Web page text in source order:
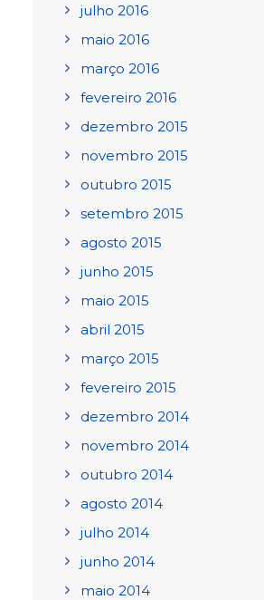
julho 2016
maio 2016
março 2016
fevereiro 2016
dezembro 2015
novembro 2015
outubro 2015
setembro 2015
agosto 2015
junho 2015
maio 2015
abril 2015
março 2015
fevereiro 2015
dezembro 2014
novembro 2014
outubro 2014
agosto 2014
julho 2014
junho 2014
maio 2014